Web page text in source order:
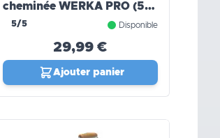
cheminée WERKA PRO (5
pièces)
5/5 Disponible
29,99 €
Ajouter panier